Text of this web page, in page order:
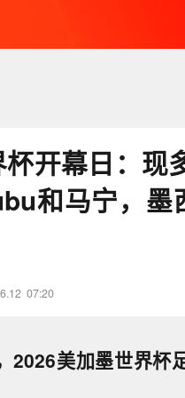
开幕日：现
和马宁，
07:20
2026美加墨世界杯